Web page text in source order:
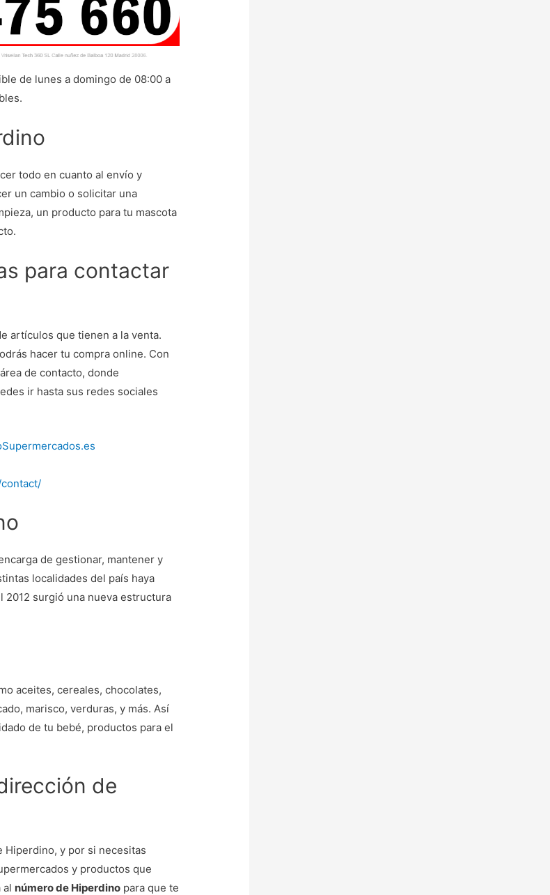
de lunes a domingo de 08:00 a
todo en cuanto al envío y
un cambio o solicitar una
un producto para tu mascota
para contactar
artículos que tienen a la venta.
hacer tu compra online. Con
de contacto, donde
ir hasta sus redes sociales
de gestionar, mantener y
localidades del país haya
2012 surgió una nueva estructura
aceites, cereales, chocolates,
marisco, verduras, y más. Así
de tu bebé, productos para el
de
Hiperdino, y por si necesitas
y productos que
al número de Hiperdino para que te